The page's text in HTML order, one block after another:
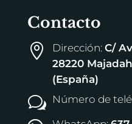
Contacto
 Dirección: C/
28220
(España)
w Número de